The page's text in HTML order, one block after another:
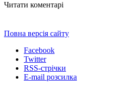
Читати коментарі
Повна версія сайту
Facebook
Twitter
RSS-стрічки
E-mail розсилка